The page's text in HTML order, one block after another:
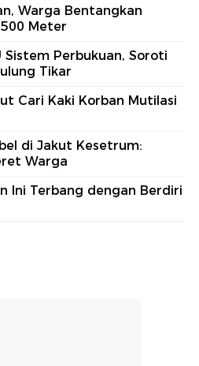
Warga Bentangkan
Meter
Sistem Perbukuan, Soroti
Tikar
Cari Kaki Korban Mutilasi
di Jakut Kesetrum:
Warga
Ini Terbang dengan Berdiri